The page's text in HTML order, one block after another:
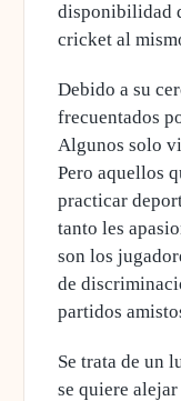
disponibilidad
cricket al
Debido a su
frecuentados
Algunos solo
Pero aquellos
practicar
tanto les
son los
de
partidos
Se trata de un
se quiere